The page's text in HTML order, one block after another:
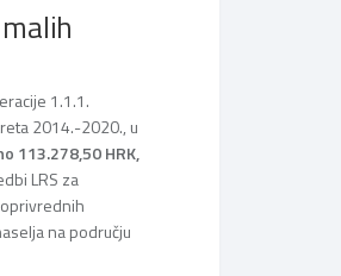
1.1.1.
2014.-2020., u
113.278,50 HRK,
LRS za
na području